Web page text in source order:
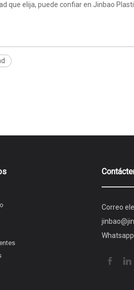
que elija, puede confiar en Jinbao
Correo